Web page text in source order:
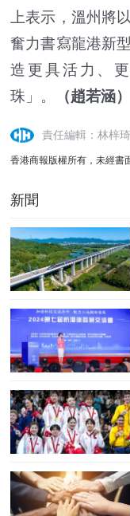
上表示，溫州將
奮力書寫龍港新
造更具活力、
珠」。
（趙若涵）
責任編輯：林梓琦
香港商報版權所有，未經書
新聞